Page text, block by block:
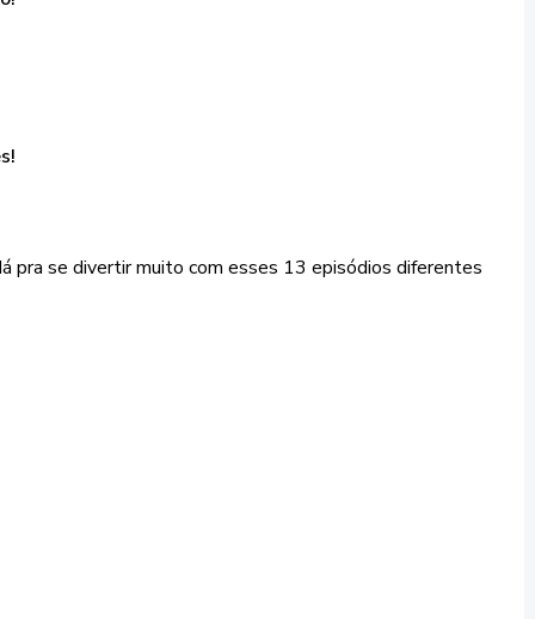
pra se divertir muito com esses 13 episódios diferentes